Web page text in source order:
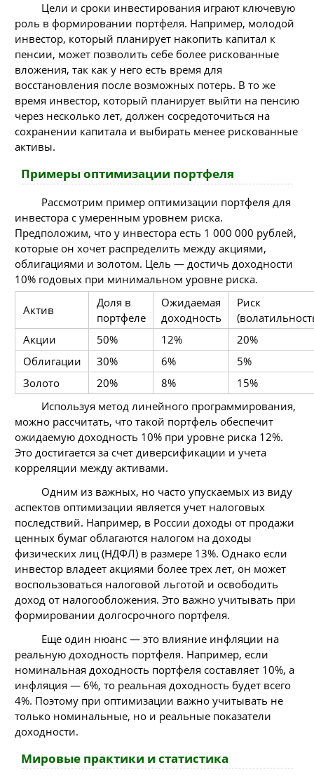
Цели и сроки инвестирования играют ключевую
роль в формировании портфеля. Например, молодой
инвестор, который планирует накопить капитал к
пенсии, может позволить себе более рискованные
вложения, так как у него есть время для
восстановления после возможных потерь. В то же
время инвестор, который планирует выйти на пенсию
через несколько лет, должен сосредоточиться на
сохранении капитала и выбирать менее рискованные
активы.
Примеры оптимизации портфеля
Рассмотрим пример оптимизации портфеля для
инвестора с умеренным уровнем риска.
Предположим, что у инвестора есть 1 000 000 рублей,
которые он хочет распределить между акциями,
облигациями и золотом. Цель — достичь доходности
10% годовых при минимальном уровне риска.
Актив
Доля в
портфеле
Ожидаемая
доходность
Риск
Акции
50% 12%
20%
Облигации
30% 6%
5%
Золото
20% 8%
15%
Используя метод линейного программирования,
можно рассчитать, что такой портфель обеспечит
ожидаемую доходность 10% при уровне риска 12%.
Это достигается за счет диверсификации и учета
корреляции между активами.
Одним из важных, но часто упускаемых из виду
аспектов оптимизации является учет налоговых
последствий. Например, в России доходы от продажи
ценных бумаг облагаются налогом на доходы
физических лиц (НДФЛ) в размере 13%. Однако если
инвестор владеет акциями более трех лет, он может
воспользоваться налоговой льготой и освободить
доход от налогообложения. Это важно учитывать при
формировании долгосрочного портфеля.
Еще один нюанс — это влияние инфляции на
реальную доходность портфеля. Например, если
номинальная доходность портфеля составляет 10%, а
инфляция — 6%, то реальная доходность будет всего
4%. Поэтому при оптимизации важно учитывать не
только номинальные, но и реальные показатели
доходности.
Мировые практики и статистика